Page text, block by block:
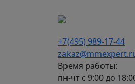
+7(495) 989-17-44
Время работы:
пн-чт с 9:00 до